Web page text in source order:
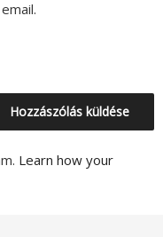
Learn how your